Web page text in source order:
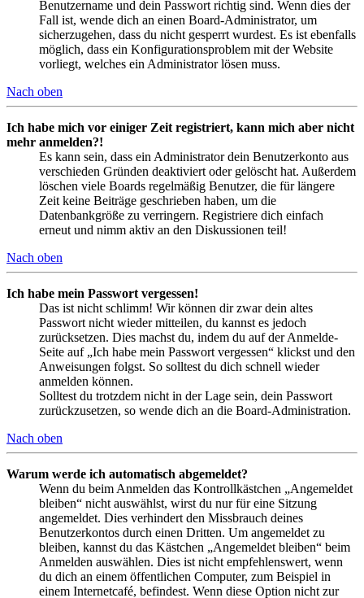
Benutzername und dein Passwort richtig sind. Wenn dies der
Fall ist, wende dich an einen Board-Administrator, um
sicherzugehen, dass du nicht gesperrt wurdest. Es ist ebenfalls
möglich, dass ein Konfigurationsproblem mit der Website
vorliegt, welches ein Administrator lösen muss.
Nach oben
Ich habe mich vor einiger Zeit registriert, kann mich aber nicht
mehr anmelden?!
Es kann sein, dass ein Administrator dein Benutzerkonto aus
verschieden Gründen deaktiviert oder gelöscht hat. Außerdem
löschen viele Boards regelmäßig Benutzer, die für längere
Zeit keine Beiträge geschrieben haben, um die
Datenbankgröße zu verringern. Registriere dich einfach
erneut und nimm aktiv an den Diskussionen teil!
Nach oben
Ich habe mein Passwort vergessen!
Das ist nicht schlimm! Wir können dir zwar dein altes
Passwort nicht wieder mitteilen, du kannst es jedoch
zurücksetzen. Dies machst du, indem du auf der Anmelde-
Seite auf „Ich habe mein Passwort vergessen“ klickst und den
Anweisungen folgst. So solltest du dich schnell wieder
anmelden können.
Solltest du trotzdem nicht in der Lage sein, dein Passwort
zurückzusetzen, so wende dich an die Board-Administration.
Nach oben
Warum werde ich automatisch abgemeldet?
Wenn du beim Anmelden das Kontrollkästchen „Angemeldet
bleiben“ nicht auswählst, wirst du nur für eine Sitzung
angemeldet. Dies verhindert den Missbrauch deines
Benutzerkontos durch einen Dritten. Um angemeldet zu
bleiben, kannst du das Kästchen „Angemeldet bleiben“ beim
Anmelden auswählen. Dies ist nicht empfehlenswert, wenn
du dich an einem öffentlichen Computer, zum Beispiel in
einem Internetcafé, befindest. Wenn diese Option nicht zur